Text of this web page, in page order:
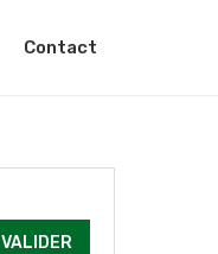
Contact
VALIDER